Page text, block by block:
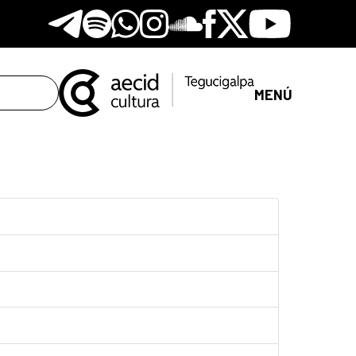
Telegram
SpotifyWhatsapp
Instagram
Soundclore
Facebook
X Youtube
MENÚ